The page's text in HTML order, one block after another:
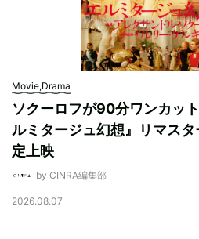
Movie,Drama
ソクーロフが90分ワンカッ
ルミタージュ幻想』リマス
定上映
by CINRA編集部
2026.08.07